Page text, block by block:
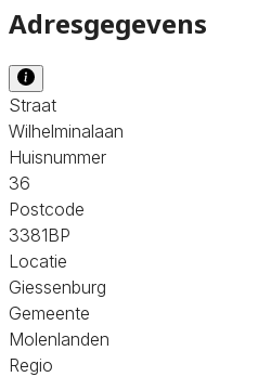
Adresgegevens
Straat
Wilhelminalaan
Huisnummer
36
Postcode
3381BP
Locatie
Giessenburg
Gemeente
Molenlanden
Regio